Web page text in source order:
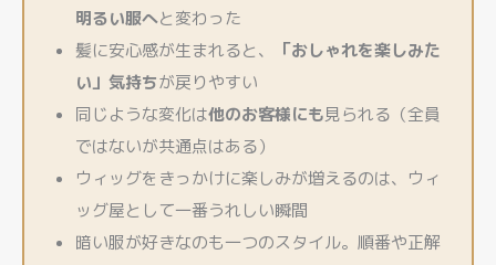
明るい服へと変わった
髪に安心感が生まれると、
「おしゃれを楽しみた
い」気持ちが戻りやすい
同じような変化は他のお客様にも見られる（全員
ではないが共通点はある）
ウィッグをきっかけに楽しみが増えるのは、ウィ
ッグ屋として一番うれしい瞬間
暗い服が好きなのも一つのスタイル。順番や正解